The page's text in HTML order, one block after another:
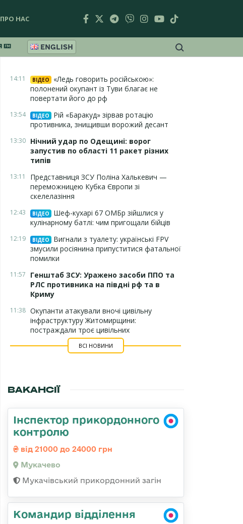
ПРО НАС
ENGLISH
14:11 ВІДЕО
«Ледь говорить російською»:
полонений окупант із Туви благає не
повертати його до рф
13:54 ВІДЕО
Рій «Баракуд» зірвав ротацію
противника, знищивши ворожий десант
13:30 Нічний удар по Одещині: ворог
запустив по області 11 ракет різних
типів
13:11
Представниця ЗСУ Поліна Халькевич —
переможницею Кубка Європи зі
скелелазіння
12:43 ВІДЕО
Шеф-кухарі 67 ОМБр зійшлися у
кулінарному батлі: чим пригощали бійців
12:19 ВІДЕО
Вигнали з туалету: українські FPV
змусили росіянина припуститися фатальної
помилки
11:57
Генштаб ЗСУ: Уражено засоби ППО та
РЛС противника на півдні рф та в
Криму
11:38 Окупанти атакували вночі цивільну
інфраструктуру Житомирщини:
постраждали троє цивільних
ВСІ НОВИНИ
ВАКАНСІЇ
Інспектор прикордонного
контролю
від 21000 до 24000 грн
Мукачево
Мукачівський прикордонний загін
Командир відділення